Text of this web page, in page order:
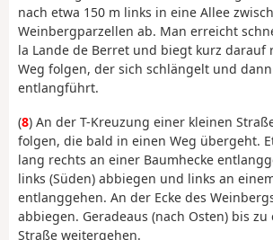
nach etwa 150 m links in eine Allee
Weinbergparzellen ab. Man erreicht
la Lande de Berret und biegt kurz darauf
Weg folgen, der sich schlängelt und
entlangführt.
(8) An der T-Kreuzung einer kleinen
folgen, die bald in einen Weg übergeht.
lang rechts an einer Baumhecke
links (Süden) abbiegen und links an
entlanggehen. An der Ecke des
abbiegen. Geradeaus (nach Osten) bis
Straße weitergehen.